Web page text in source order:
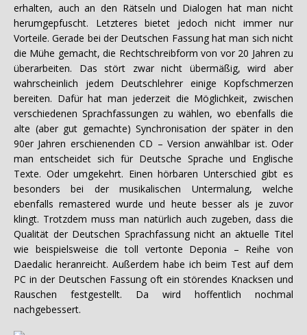
erhalten, auch an den Rätseln und Dialogen hat man nicht
herumgepfuscht. Letzteres bietet jedoch nicht immer nur
Vorteile. Gerade bei der Deutschen Fassung hat man sich nicht
die Mühe gemacht, die Rechtschreibform von vor 20 Jahren zu
überarbeiten. Das stört zwar nicht übermäßig, wird aber
wahrscheinlich jedem Deutschlehrer einige Kopfschmerzen
bereiten. Dafür hat man jederzeit die Möglichkeit, zwischen
verschiedenen Sprachfassungen zu wählen, wo ebenfalls die
alte (aber gut gemachte) Synchronisation der später in den
90er Jahren erschienenden CD – Version anwählbar ist. Oder
man entscheidet sich für Deutsche Sprache und Englische
Texte. Oder umgekehrt. Einen hörbaren Unterschied gibt es
besonders bei der musikalischen Untermalung, welche
ebenfalls remastered wurde und heute besser als je zuvor
klingt. Trotzdem muss man natürlich auch zugeben, dass die
Qualität der Deutschen Sprachfassung nicht an aktuelle Titel
wie beispielsweise die toll vertonte Deponia – Reihe von
Daedalic heranreicht. Außerdem habe ich beim Test auf dem
PC in der Deutschen Fassung oft ein störendes Knacksen und
Rauschen festgestellt. Da wird hoffentlich nochmal
nachgebessert.